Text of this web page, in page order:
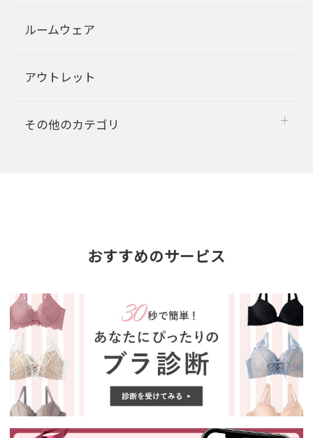
ルームウェア
アウトレット
その他のカテゴリ
おすすめのサービス